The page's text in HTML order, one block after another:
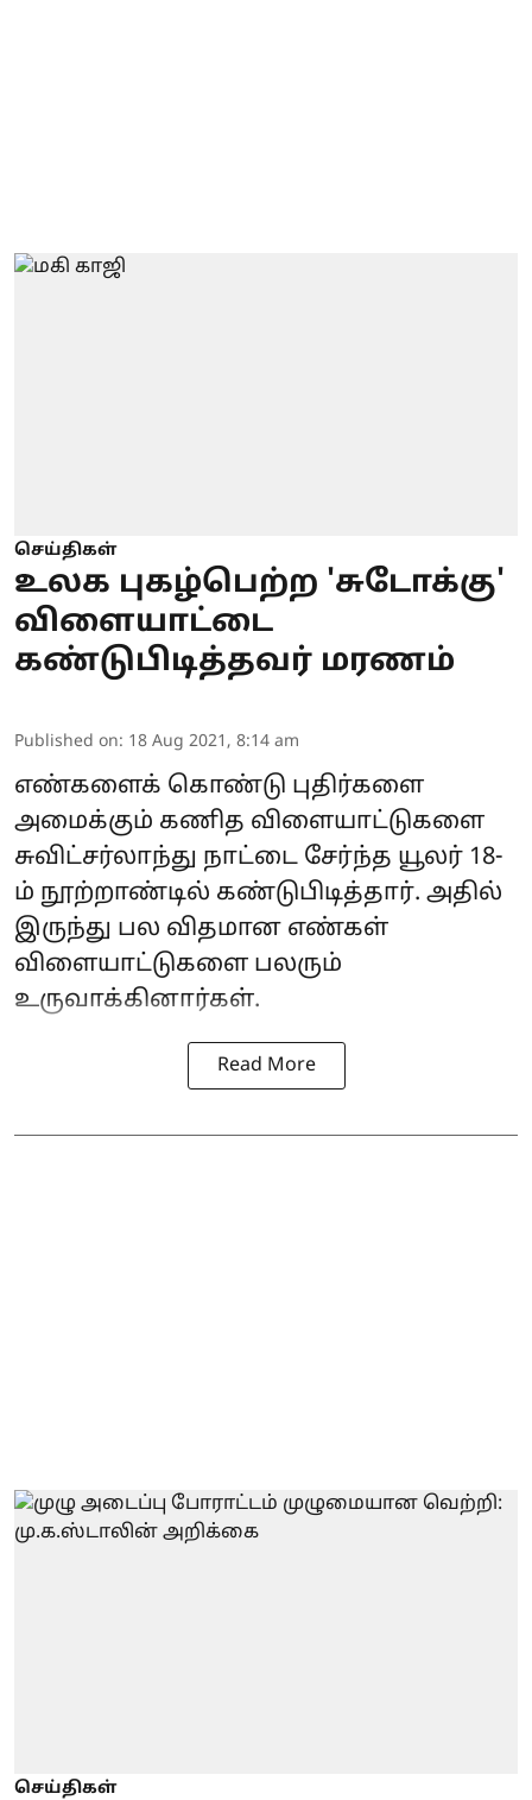
செய்திகள்
உலக புகழ்பெற்ற 'சுடோக்கு'
விளையாட்டை
கண்டுபிடித்தவர் மரணம்
Published on: 18 Aug 2021, 8:14 am
எண்களைக் கொண்டு புதிர்களை
அமைக்கும் கணித விளையாட்டுகளை
சுவிட்சர்லாந்து நாட்டை சேர்ந்த யூலர் 18-
ம் நூற்றாண்டில் கண்டுபிடித்தார். அதில்
இருந்து பல விதமான எண்கள்
விளையாட்டுகளை பலரும்
உருவாக்கினார்கள்.
Read More
செய்திகள்